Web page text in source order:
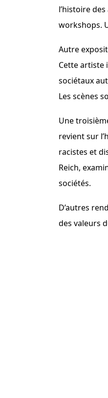
l’histoire
workshops.
Autre
Cette artiste
sociétaux
Les scènes
Une
revient sur
racistes et
Reich,
sociétés.
D’autres
des valeurs